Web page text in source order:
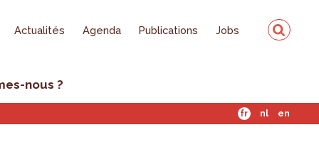
Actualités Agenda Publications Jobs
nous ?
fr nl en